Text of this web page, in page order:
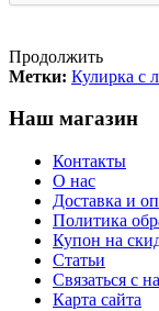
Продолжить
Метки: Кулирка с
Наш магазин
Контакты
О нас
Доставка и
Политика
Купон на
Статьи
Связаться с
Карта сайта